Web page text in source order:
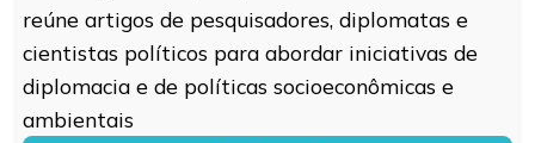
reúne artigos de pesquisadores, diplomatas e
cientistas políticos para abordar iniciativas de
diplomacia e de políticas socioeconômicas e
ambientais